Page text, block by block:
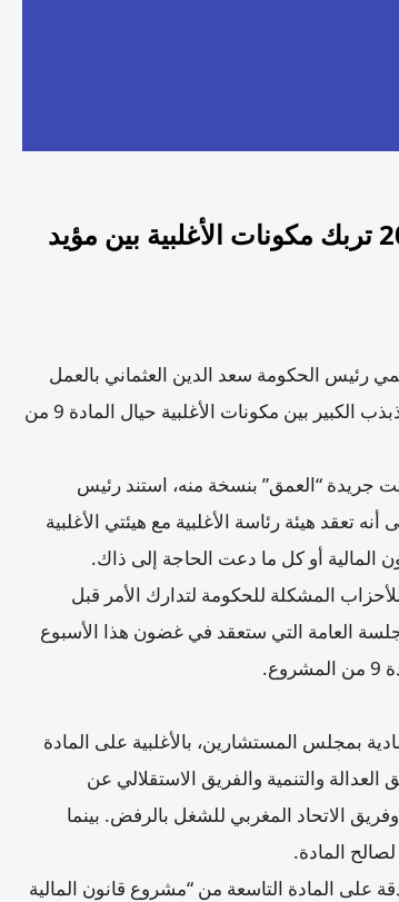
المادة 9 من مشروع قانون المالية لسنة 2020 تربك مكونات الأغلبية بين مؤيد
الحكومة سعد الدين العثماني بالعمل
على جمع الأمناء العامين للأحزاب المشكلة للحكومة لتدارك التذبذب الكبير بين مكونات الأغلبية حيال المادة 9 من
“العمق” بنسخة منه، استند رئيس
تعقد هيئة رئاسة الأغلبية مع هيئتي الأغلبية
المالية أو كل ما دعت الحاجة إلى ذاك.
المشكلة للحكومة لتدارك الأمر قبل
على التصويت خلال الجلسة العامة التي ستعقد في غضون هذا الأسبوع
بمجلس المستشارين، بالأغلبية على المادة
لسنة 2020، وسط امتناع فريق العدالة والتنمية والفريق الاستقلالي عن
الاتحاد المغربي للشغل بالرفض. بينما
المادة.
المادة التاسعة من “مشروع قانون المالية